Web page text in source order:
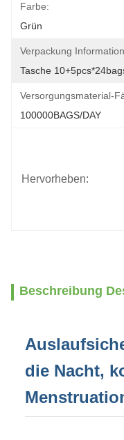
Farbe:
Grün
Verpackung
Tasche
Versorgungsmaterial-
100000BAGS/DAY
Hervorheben:
Beschreibung
die Nacht,